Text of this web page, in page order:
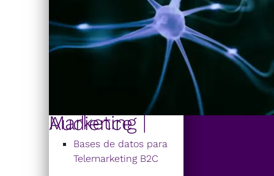
Marketing | Audience
Bases de datos para
Telemarketing B2C